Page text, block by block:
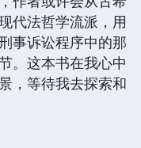
代法哲学流派，用
事诉讼程序中的那
。这本书在我心中
，等待我去探索和